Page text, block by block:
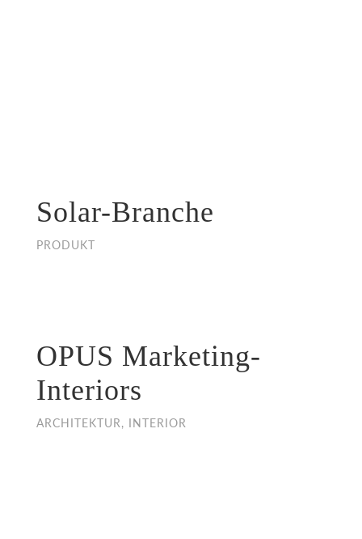
Solar-Branche
PRODUKT
OPUS Marketing-
Interiors
ARCHITEKTUR, INTERIOR